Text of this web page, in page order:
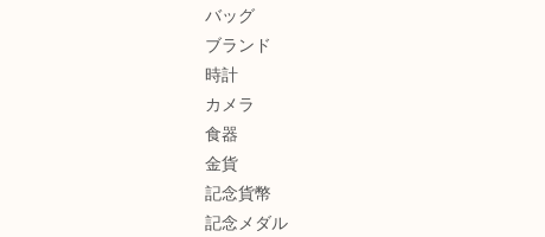
バッグ
ブランド
時計
カメラ
食器
金貨
記念貨幣
記念メダル